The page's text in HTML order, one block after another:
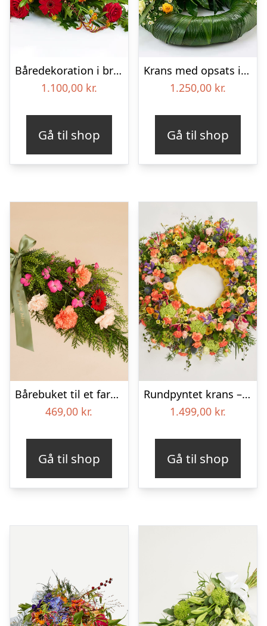
Båredekoration i brændte farver – Blomster til begravelse
1.100,00 kr.
Gå til shop
Krans med opsats i gule farver – Blomster til begravelse
1.250,00 kr.
Gå til shop
Bårebuket til et farverigt minde med bånd
469,00 kr.
Gå til shop
Rundpyntet krans – Et farverigt farvel
1.499,00 kr.
Gå til shop